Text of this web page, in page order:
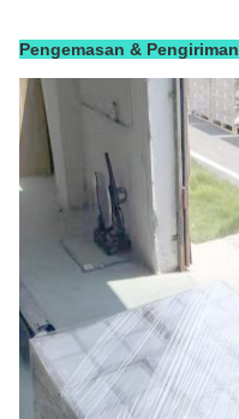
Pengemasan & Pengiriman